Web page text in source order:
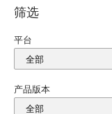
筛选
平台
产品版本